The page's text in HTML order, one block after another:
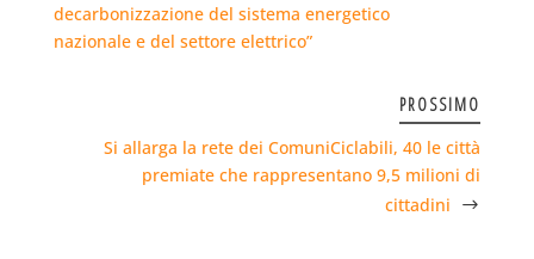
decarbonizzazione del sistema energetico
nazionale e del settore elettrico”
PROSSIMO
Si allarga la rete dei ComuniCiclabili, 40 le città
premiate che rappresentano 9,5 milioni di
cittadini